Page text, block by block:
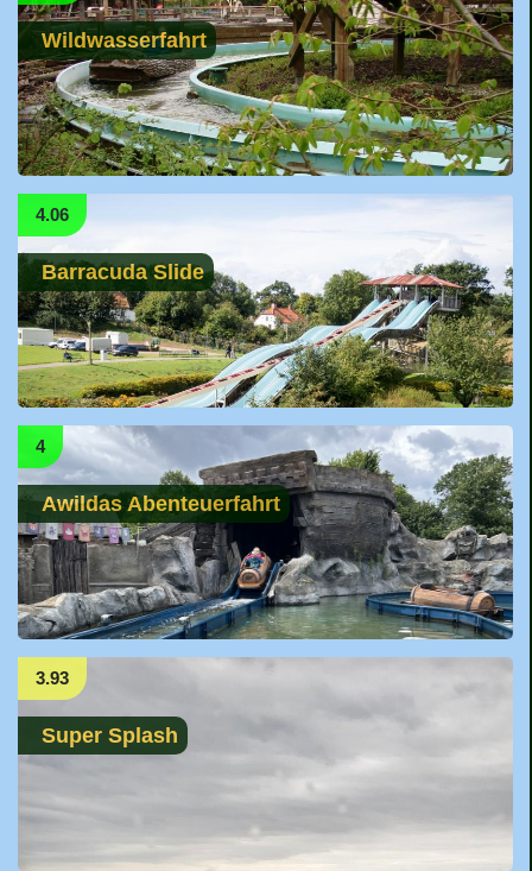
Wildwasserfahrt
4.06
Barracuda Slide
4
Awildas Abenteuerfahrt
3.93
Super Splash